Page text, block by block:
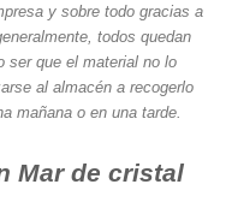
y sobre todo gracias a
todos quedan
ser que el material no lo
al almacén a recogerlo
mañana o en una tarde.
Mar de cristal